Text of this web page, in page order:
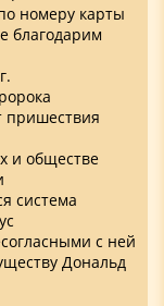
номеру карты
благодарим
пришествия
и обществе
система
с ней
Дональд